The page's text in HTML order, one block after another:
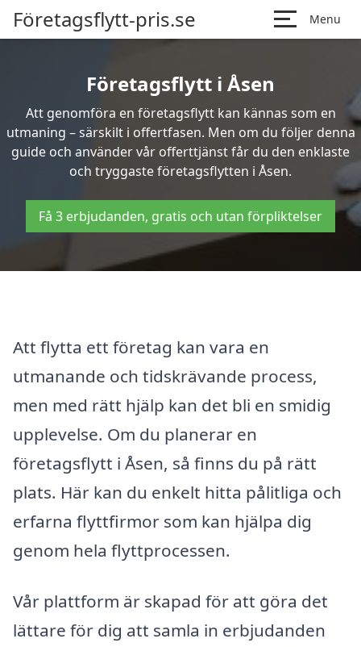
Företagsflytt-pris.se Menu
Företagsflytt i Åsen
Att genomföra en företagsflytt kan kännas som en
utmaning – särskilt i offertfasen. Men om du följer denna
guide och använder vår offerttjänst får du den enklaste
och tryggaste företagsflytten i Åsen.
Få 3 erbjudanden, gratis och utan förpliktelser
Att flytta ett företag kan vara en
utmanande och tidskrävande process,
men med rätt hjälp kan det bli en smidig
upplevelse. Om du planerar en
företagsflytt i Åsen, så finns du på rätt
plats. Här kan du enkelt hitta pålitliga och
erfarna flyttfirmor som kan hjälpa dig
genom hela flyttprocessen.
Vår plattform är skapad för att göra det
lättare för dig att samla in erbjudanden